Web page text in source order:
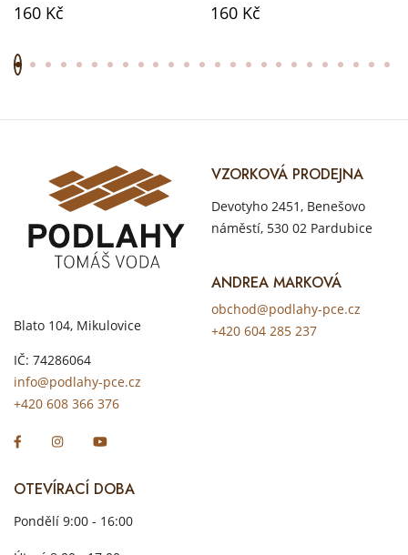
160 Kč 160 Kč
Blato 104, Mikulovice
IČ: 74286064
info@podlahy-pce.cz
+420 608 366 376
VZORKOVÁ PRODEJNA
Devotyho 2451, Benešovo
náměstí, 530 02 Pardubice
ANDREA MARKOVÁ
obchod@podlahy-pce.cz
+420 604 285 237
OTEVÍRACÍ DOBA
Pondělí 9:00 - 16:00